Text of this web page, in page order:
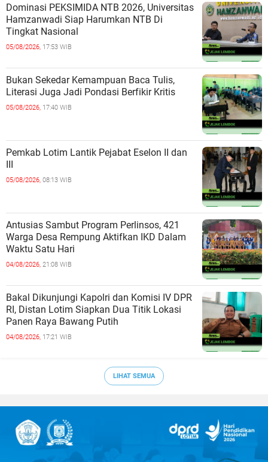
Dominasi PEKSIMIDA NTB 2026, Universitas
Hamzanwadi Siap Harumkan NTB Di
Tingkat Nasional
05/08/2026, 17:53 WIB
Bukan Sekedar Kemampuan Baca Tulis,
Literasi Juga Jadi Pondasi Berfikir Kritis
05/08/2026, 17:40 WIB
Pemkab Lotim Lantik Pejabat Eselon II dan
III
05/08/2026, 08:13 WIB
Antusias Sambut Program Perlinsos, 421
Warga Desa Rempung Aktifkan IKD Dalam
Waktu Satu Hari
04/08/2026, 21:08 WIB
Bakal Dikunjungi Kapolri dan Komisi IV DPR
RI, Distan Lotim Siapkan Dua Titik Lokasi
Panen Raya Bawang Putih
04/08/2026, 17:21 WIB
LIHAT SEMUA